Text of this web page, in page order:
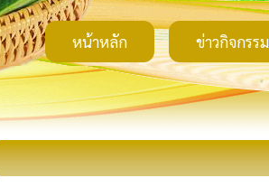
หน้าหลัก ข่าวกิจกรรม